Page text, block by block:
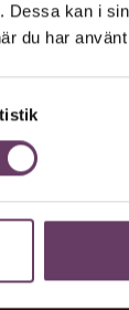
kan i
du har